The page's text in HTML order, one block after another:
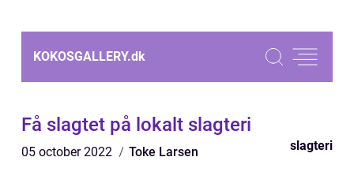
KOKOSGALLERY.dk
Få slagtet på lokalt slagteri
05 october 2022 Toke Larsen slagteri